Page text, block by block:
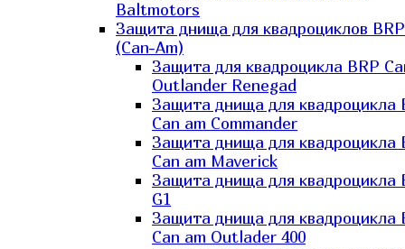
Baltmotors
Защита днища для квадроциклов BRP
(Can-Am)
Защита для квадроцикла BRP
Outlander Renegad
Защита днища для квадроцикла
Can am Commander
Защита днища для квадроцикла
Can am Maverick
Защита днища для квадроцикла
G1
Защита днища для квадроцикла
Can am Outlader 400